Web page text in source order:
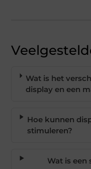
Wat is het
display en een
Hoe kunnen
stimuleren?
Wat is een